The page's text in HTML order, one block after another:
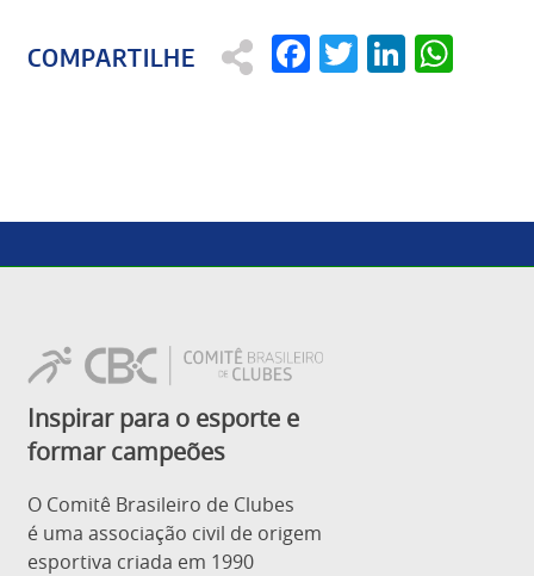
Facebook
Twitter
Inspirar para o esporte e
formar campeões
O Comitê Brasileiro de Clubes
é uma associação civil de origem
esportiva criada em 1990